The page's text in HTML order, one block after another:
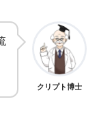
クリプト博士